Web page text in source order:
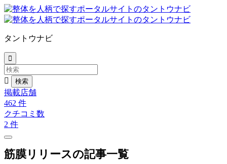
タントウナビ


掲載店舗
462 件
クチコミ数
2 件
筋膜リリースの記事一覧